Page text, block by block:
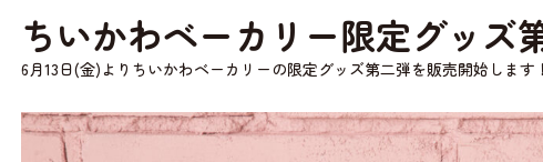
ちいかわベーカリー限定グッズ
6月13日(金)よりちいかわベーカリーの限定グッズ第二弾を販売開始します！